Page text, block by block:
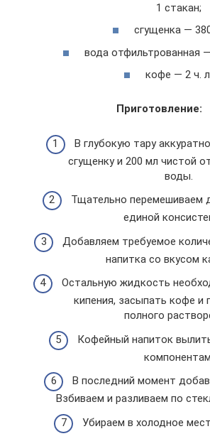
1 стакан;
сгущенка —
вода отфильтрованная
кофе — 2 ч.
Приготовление:
В глубокую тару
сгущенку и 200 мл чистой
воды.
Тщательно перемешиваем
единой
Добавляем требуемое
напитка со вкусом
Остальную жидкость
кипения, засыпать кофе и
полного
Кофейный напиток
компонентам.
В последний момент
Взбиваем и разливаем по
Убираем в холодное